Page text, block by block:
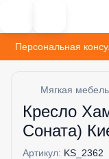
Персональная
Мягкая мебель
Кресло
Соната)
Артикул: KS_2362